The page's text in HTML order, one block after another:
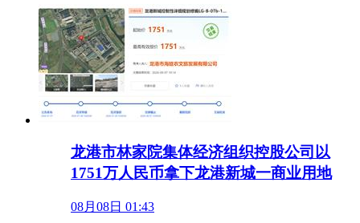
龙港市林家院集体经济组织控股公司以
1751万人民币拿下龙港新城一商业用地
08月08日 01:43